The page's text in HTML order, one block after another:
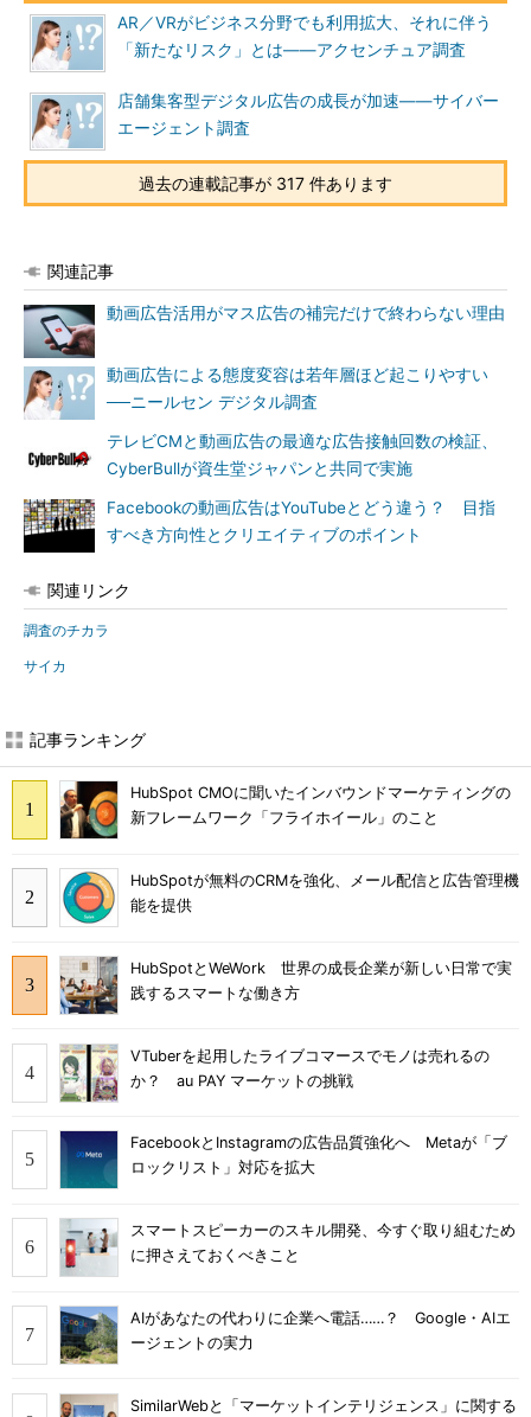
AR／VRがビジネス分野でも利用拡大、それに伴う
「新たなリスク」とは――アクセンチュア調査
店舗集客型デジタル広告の成長が加速――サイバー
エージェント調査
過去の連載記事が 317 件あります
関連記事
動画広告活用がマス広告の補完だけで終わらない理由
動画広告による態度変容は若年層ほど起こりやすい
──ニールセン デジタル調査
テレビCMと動画広告の最適な広告接触回数の検証、
CyberBullが資生堂ジャパンと共同で実施
Facebookの動画広告はYouTubeとどう違う？ 目指
すべき方向性とクリエイティブのポイント
関連リンク
調査のチカラ
サイカ
記事ランキング
HubSpot CMOに聞いたインバウンドマーケティングの
新フレームワーク「フライホイール」のこと
HubSpotが無料のCRMを強化、メール配信と広告管理機
能を提供
HubSpotとWeWork 世界の成長企業が新しい日常で実
践するスマートな働き方
VTuberを起用したライブコマースでモノは売れるの
か？ au PAY マーケットの挑戦
FacebookとInstagramの広告品質強化へ Metaが「ブ
ロックリスト」対応を拡大
スマートスピーカーのスキル開発、今すぐ取り組むため
に押さえておくべきこと
AIがあなたの代わりに企業へ電話……？ Google・AIエ
ージェントの実力
SimilarWebと「マーケットインテリジェンス」に関する